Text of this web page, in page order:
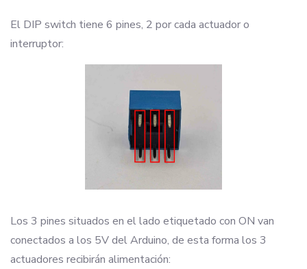
El DIP switch tiene 6 pines, 2 por cada actuador o
interruptor:
Los 3 pines situados en el lado etiquetado con ON van
conectados a los 5V del Arduino, de esta forma los 3
actuadores recibirán alimentación: